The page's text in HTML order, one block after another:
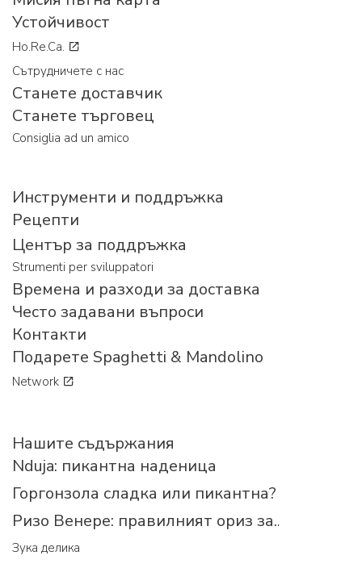
Устойчивост
Ho.Re.Ca.
Сътрудничете с нас
Станете доставчик
Станете търговец
Consiglia ad un amico
Инструменти и поддръжка
Рецепти
Център за поддръжка
Strumenti per sviluppatori
Времена и разходи за доставка
Често задавани въпроси
Контакти
Подарете Spaghetti & Mandolino
Network
Нашите съдържания
Nduja: пикантна наденица
Горгонзола сладка или пикантна?
Ризо Венере: правилният ориз за...
Зука делика